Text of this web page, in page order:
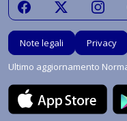
Note legali Privacy
Ultimo aggiornamento